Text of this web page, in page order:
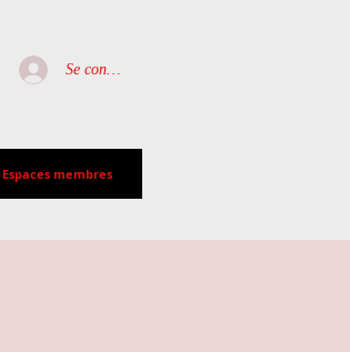
Se connecter
Espaces membres